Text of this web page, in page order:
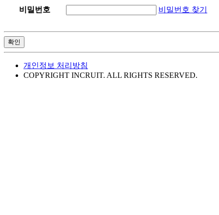
비밀번호 비밀번호 찾기
확인
개인정보 처리방침
COPYRIGHT INCRUIT. ALL RIGHTS RESERVED.